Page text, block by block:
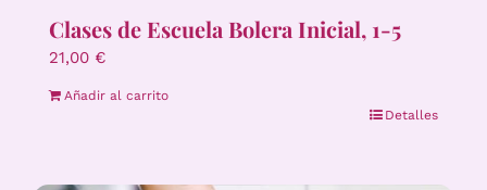
Clases de Escuela Bolera Inicial, 1-5
21,00 €
Añadir al carrito
Detalles